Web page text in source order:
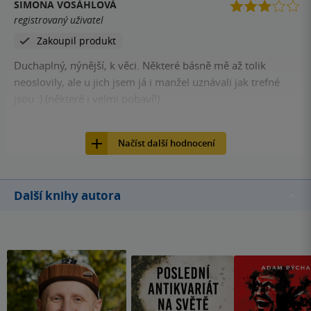
SIMONA VOSÁHLOVÁ
registrovaný uživatel
Zakoupil produkt
Duchaplný, nýnější, k věci. Některé básně mě až tolik
neoslovily, ale u jich jsem já i manžel uznávali jak trefné
Načíst další hodnocení
Další knihy autora